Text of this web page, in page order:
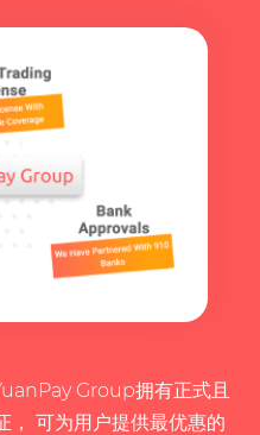
Group拥有正式且
， 可为用户提供最优惠的